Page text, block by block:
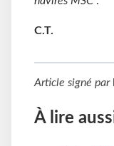
C.T.
Article signé par
À lire